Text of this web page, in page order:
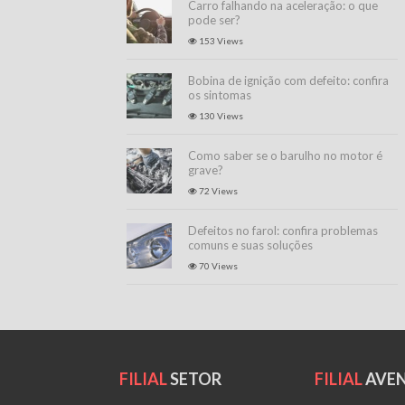
Carro falhando na aceleração: o que
pode ser?
153 Views
Bobina de ignição com defeito: confira
os sintomas
130 Views
Como saber se o barulho no motor é
grave?
72 Views
Defeitos no farol: confira problemas
comuns e suas soluções
70 Views
FILIALSETOR
FILIAL